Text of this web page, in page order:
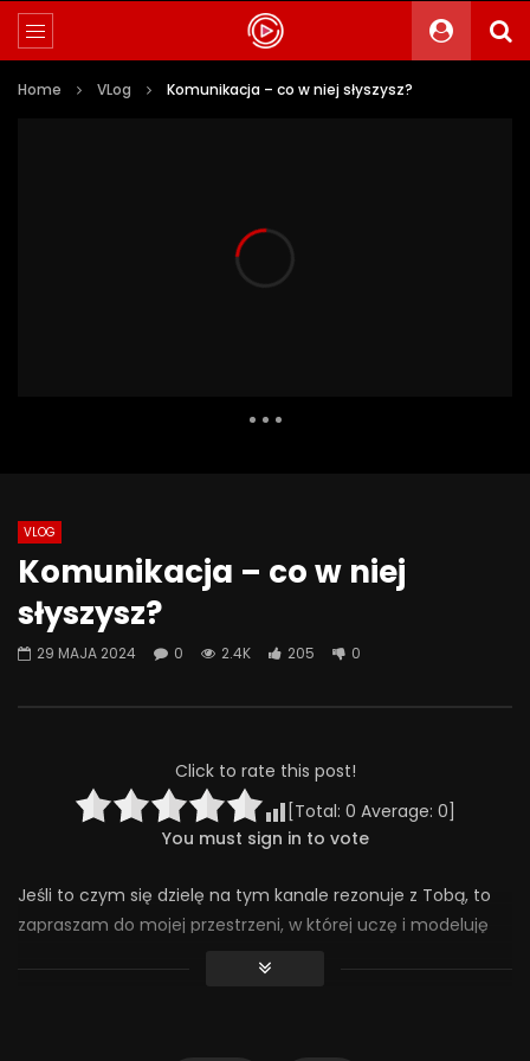
Home VLog Komunikacja – co w niej słyszysz?
Alkohol, leki antydepresyjne (SSRI)
i benzodiazepiny – FATALNE
połączenie? | Misja Psychiatria
#143
0
650 44 0
Wesołych świąt!
VLOG
Komunikacja – co w niej
słyszysz?
29 MAJA 2024 0 2.4K 205 0
Click to rate this post!
[Total: 0 Average: 0]
You must sign in to vote
Jeśli to czym się dzielę na tym kanale rezonuje z Tobą, to
zapraszam do mojej przestrzeni, w której uczę i modeluję